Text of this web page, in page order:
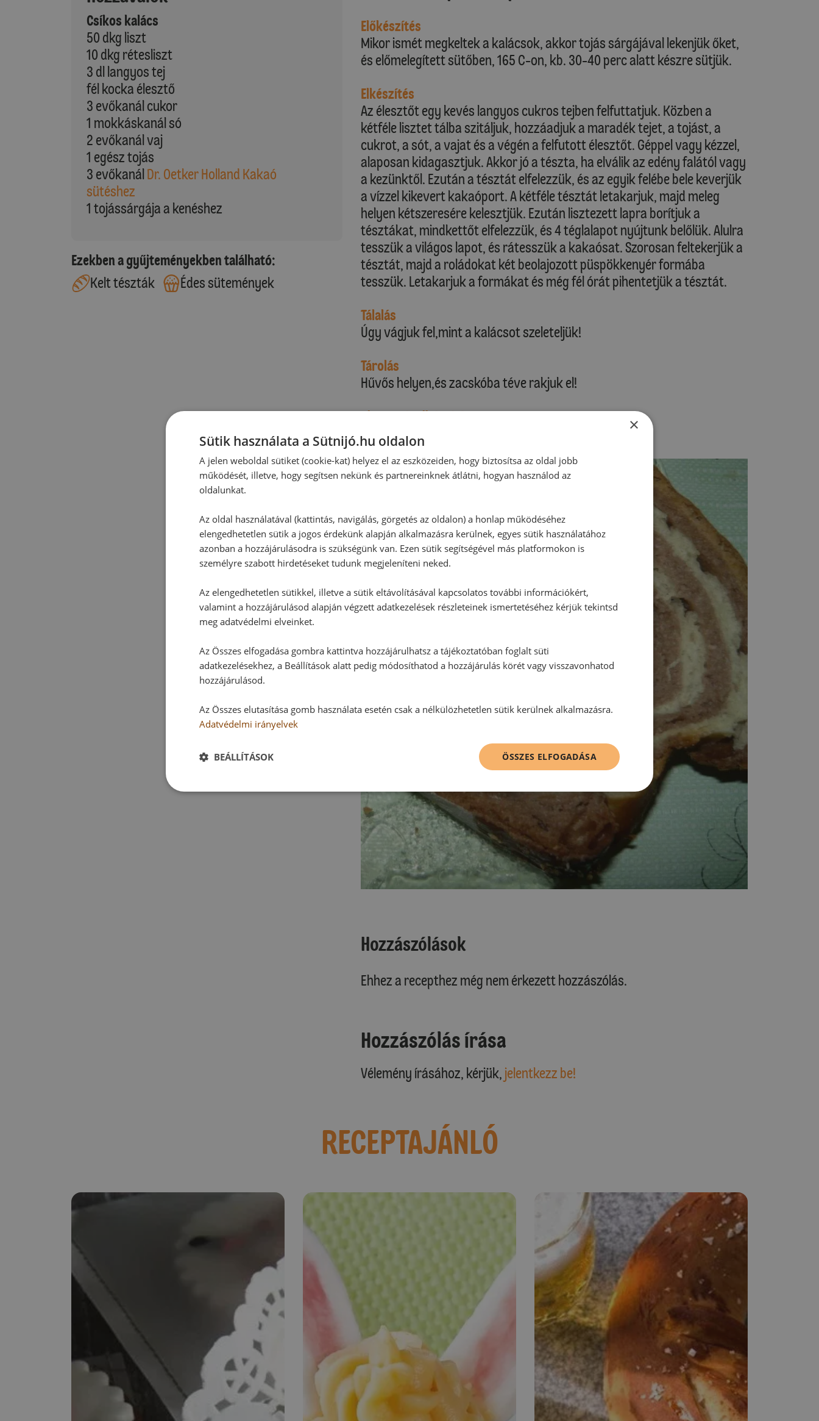
Csíkos kalács
50 dkg liszt
10 dkg rétesliszt
3 dl langyos tej
fél kocka élesztő
3 evőkanál cukor
1 mokkáskanál só
2 evőkanál vaj
1 egész tojás
3 evőkanálDr. Oetker Holland Kakaó
sütéshez
1 tojássárgája a kenéshez
Ezekben a gyűjteményekben található:
Kelt tészták
Édes sütemények
Előkészítés
Mikor ismét megkeltek a kalácsok, akkor tojás sárgájával lekenjük őket,
és előmelegített sütőben, 165 C-on, kb. 30-40 perc alatt készre sütjük.
Elkészítés
Az élesztőt egy kevés langyos cukros tejben felfuttatjuk. Közben a
kétféle lisztet tálba szitáljuk, hozzáadjuk a maradék tejet, a tojást, a
cukrot, a sót, a vajat és a végén a felfutott élesztőt. Géppel vagy kézzel,
alaposan kidagasztjuk. Akkor jó a tészta, ha elválik az edény falától vagy
a kezünktől. Ezután a tésztát elfelezzük, és az egyik felébe bele keverjük
a vízzel kikevert kakaóport. A kétféle tésztát letakarjuk, majd meleg
helyen kétszeresére kelesztjük. Ezután lisztezett lapra borítjuk a
tésztákat, mindkettőt elfelezzük, és 4 téglalapot nyújtunk belőlük. Alulra
tesszük a világos lapot, és rátesszük a kakaósat. Szorosan feltekerjük a
tésztát, majd a roládokat két beolajozott püspökkenyér formába
tesszük. Letakarjuk a formákat és még fél órát pihentetjük a tésztát.
Tálalás
Úgy vágjuk fel,mint a kalácsot szeleteljük!
Tárolás
Hűvős helyen,és zacskóba téve rakjuk el!
Alternatív elkészítés
Kitűnő ez a kalács:tejhez,kakaó,és kávé mellé!
Hozzászólások
Ehhez a recepthez még nem érkezett hozzászólás.
Hozzászólás írása
Vélemény írásához, kérjük, jelentkezz be!
RECEPTAJÁNLÓ
×
Sütik használata a Sütnijó.hu oldalon
A jelen weboldal sütiket (cookie-kat) helyez el az eszközeiden, hogy biztosítsa az oldal jobb
működését, illetve, hogy segítsen nekünk és partnereinknek átlátni, hogyan használod az
oldalunkat.
Az oldal használatával (kattintás, navigálás, görgetés az oldalon) a honlap működéséhez
elengedhetetlen sütik a jogos érdekünk alapján alkalmazásra kerülnek, egyes sütik használatához
azonban a hozzájárulásodra is szükségünk van. Ezen sütik segítségével más platformokon is
személyre szabott hirdetéseket tudunk megjeleníteni neked.
Az elengedhetetlen sütikkel, illetve a sütik eltávolításával kapcsolatos további információkért,
valamint a hozzájárulásod alapján végzett adatkezelések részleteinek ismertetéséhez kérjük tekintsd
meg adatvédelmi elveinket.
Az Összes elfogadása gombra kattintva hozzájárulhatsz a tájékoztatóban foglalt süti
adatkezelésekhez, a Beállítások alatt pedig módosíthatod a hozzájárulás körét vagy visszavonhatod
hozzájárulásod.
Az Összes elutasítása gomb használata esetén csak a nélkülözhetetlen sütik kerülnek alkalmazásra.
Adatvédelmi irányelvek
ÖSSZES ELFOGADÁSA
BEÁLLÍTÁSOK